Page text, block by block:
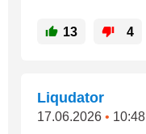
13 4
Liqudator
17.06.2026 • 10:48